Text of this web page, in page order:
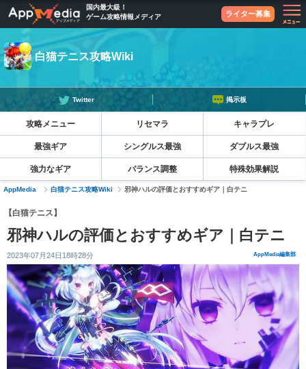
国内最大級！
ゲーム攻略情報メディア
ライター募集
Twitter 掲示板
白猫テニス攻略Wiki
攻略メニュー リセマラ キャラプレ
最強ギア シングルス最強 ダブルス最強
強力なギア バランス調整 特殊効果解説
AppMedia 白猫テニス攻略Wiki 邪神ハルの評価とおすすめギア｜白テニ
【白猫テニス】
邪神ハルの評価とおすすめギア｜白テニ
2023年07月24日18時28分 AppMedia編集部